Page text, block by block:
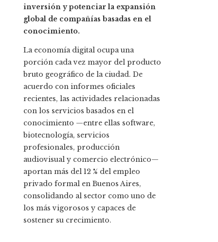
inversión y potenciar la expansión
global de compañías basadas en el
conocimiento.
La economía digital ocupa una
porción cada vez mayor del producto
bruto geográfico de la ciudad. De
acuerdo con informes oficiales
recientes, las actividades relacionadas
con los servicios basados en el
conocimiento —entre ellas software,
biotecnología, servicios
profesionales, producción
audiovisual y comercio electrónico—
aportan más del 12 % del empleo
privado formal en Buenos Aires,
consolidando al sector como uno de
los más vigorosos y capaces de
sostener su crecimiento.